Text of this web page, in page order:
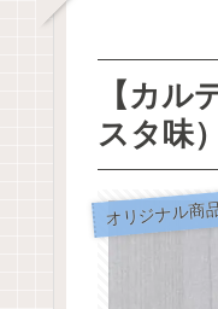
【カ
スタ味
オリジナル商